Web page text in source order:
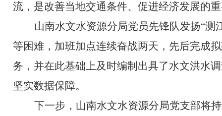
流，是改善当地交通条件、促进经济发展的
山南水文水资源分局党员先锋队发扬“测
等困难，加班加点连续奋战两天，先后完成
务，并在此基础上及时编制出具了水文洪水
坚实数据保障。
下一步，山南水文水资源分局党支部将